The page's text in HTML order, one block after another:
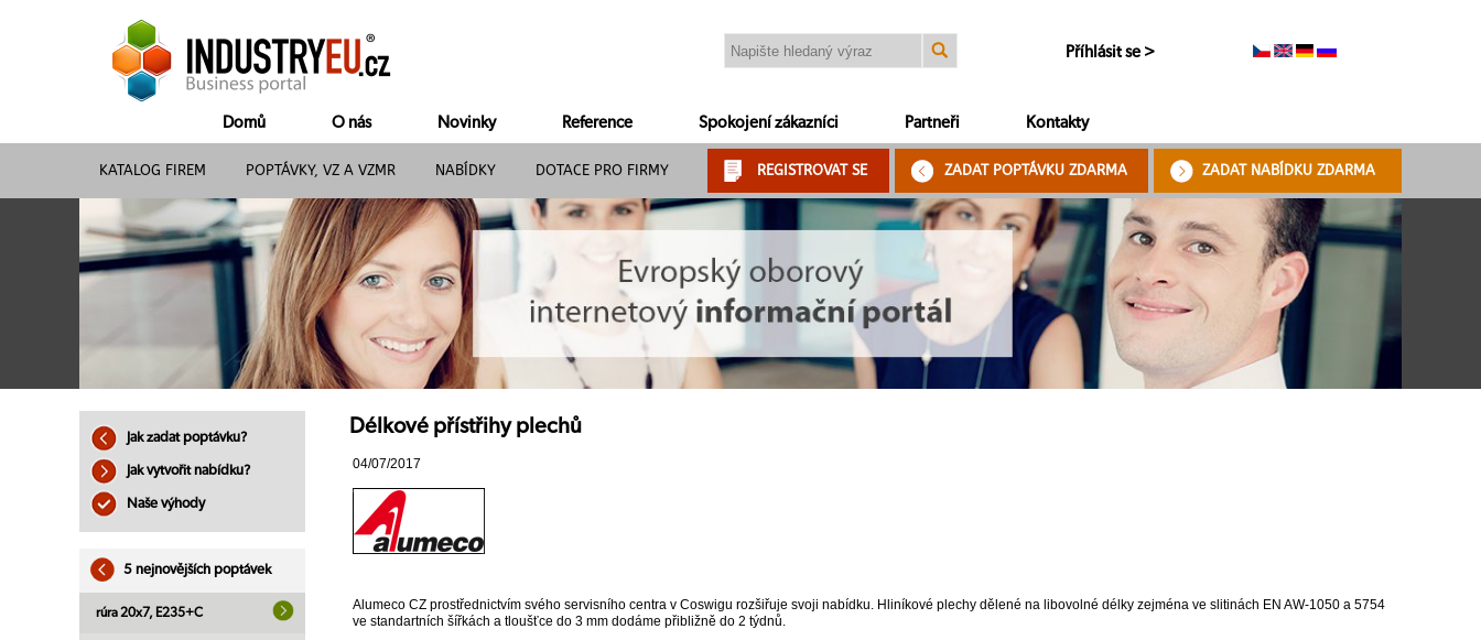
Příhlásit se >
Domů O nás Novinky Reference Spokojení zákazníci Partneři Kontakty
KATALOG FIREM POPTÁVKY, VZ A VZMR NABÍDKY DOTACE PRO FIRMY REGISTROVAT SE ZADAT POPTÁVKU ZDARMA ZADAT NABÍDKU ZDARMA
Jak zadat poptávku?
Jak vytvořit nabídku?
Naše výhody
5 nejnovějších poptávek
rúra 20x7, E235+C
Délkové přístřihy plechů
04/07/2017
Alumeco CZ prostřednictvím svého servisního centra v Coswigu rozšiřuje svoji nabídku. Hliníkové plechy dělené na libovolné délky zejména ve slitinách EN AW-1050 a 5754
ve standartních šířkách a tloušťce do 3 mm dodáme přibližně do 2 týdnů.